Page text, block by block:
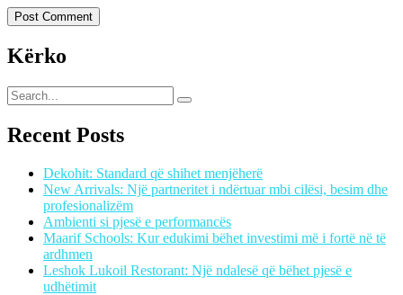
Kërko
Recent Posts
Dekohit: Standard që shihet menjëherë
New Arrivals: Një partneritet i ndërtuar mbi cilësi, besim dhe
profesionalizëm
Ambienti si pjesë e performancës
Maarif Schools: Kur edukimi bëhet investimi më i fortë në të
ardhmen
Leshok Lukoil Restorant: Një ndalesë që bëhet pjesë e
udhëtimit